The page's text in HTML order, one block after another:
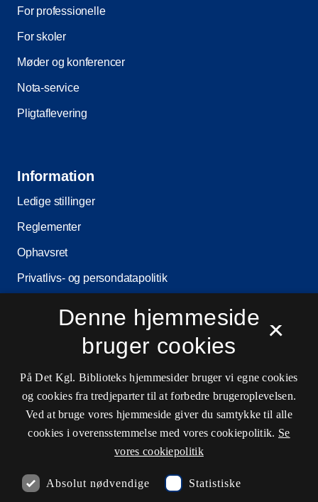
For professionelle
For skoler
Møder og konferencer
Nota-service
Pligtaflevering
Information
Ledige stillinger
Reglementer
Ophavsret
Privatlivs- og persondatapolitik
Cookieindstillinger
Kontaktinformationer
Åbningstider
×
Denne hjemmeside
bruger cookies
På Det Kgl. Biblioteks hjemmesider bruger vi egne cookies
og cookies fra tredjeparter til at forbedre brugeroplevelsen.
Ved at bruge vores hjemmeside giver du samtykke til alle
cookies i overensstemmelse med vores cookiepolitik. Se
vores cookiepolitik
Absolut nødvendige Statistiske